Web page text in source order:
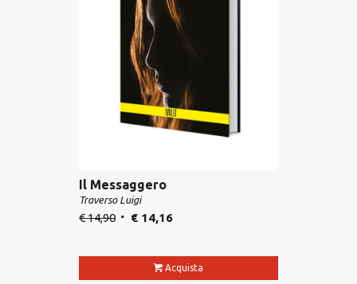
Il Messaggero
Traverso Luigi
€14,90 €14,16
Acquista